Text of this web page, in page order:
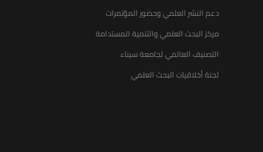
دعم النشر العلمي وحضور المؤتمرات
مركز البحث العلمي والتنمية المستدامة
التصنيف العالمي لجامعة سيناء
لجنة أخلاقيات البحث العلمي